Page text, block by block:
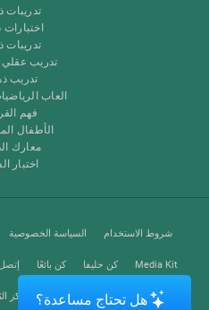
تدريبات
اختبارات
تدريبات
تدريب
تدريب
العاب
فهم
الأطفال
معارك
اختبار
شروط الاستخدام السياسة الخصوصية
Media Kit كن حليفا كن بائعًا إتصل
مركز هل تحتاج مساعدة؟